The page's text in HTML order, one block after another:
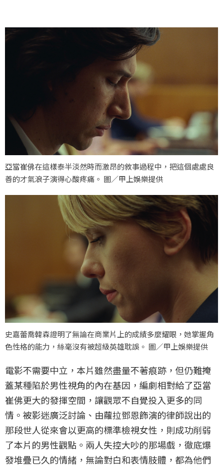
亞當崔佛在這樣泰半淡然時而激昂的敘事過程中，把這個處處良
善的才氣浪子演得心酸疼痛。 圖／甲上娛樂提供
史嘉蕾喬韓森證明了無論在商業片上的成績多麼耀眼，她掌握角
色性格的能力，絲毫沒有被超級英雄耽誤。 圖／甲上娛樂提供
電影不需要中立，本片雖然盡量不著痕跡，但仍難掩
蓋某種陷於男性視角的內在基因，編劇相對給了亞當
崔佛更大的發揮空間，讓觀眾不自覺投入更多的同
情。被影迷廣泛討論、由蘿拉鄧恩飾演的律師說出的
那段世人從來會以更高的標準檢視女性，則成功削弱
了本片的男性觀點。兩人失控大吵的那場戲，徹底爆
發堆疊已久的情緒，無論對白和表情肢體，都為他們